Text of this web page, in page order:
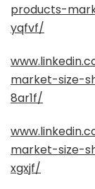
products-
yqfvf/
market-size-
8ar1f/
market-size-
xgxjf/